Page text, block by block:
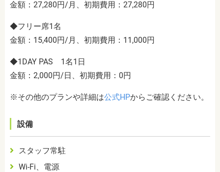
金額：27,280円/月、初期費用：27,280円
◆フリー席1名
金額：15,400円/月、初期費用：11,000円
◆1DAY PAS 1名1日
金額：2,000円/日、初期費用：0円
※その他のプランや詳細は公式HPからご確認ください。
設備
スタッフ常駐
Wi-Fi、電源